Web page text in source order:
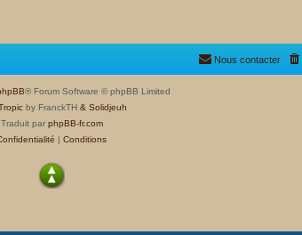
Nous contacter
® Forum Software © phpBB Limited
by FranckTH & Solidjeuh
Traduit par phpBB-fr.com
| Conditions